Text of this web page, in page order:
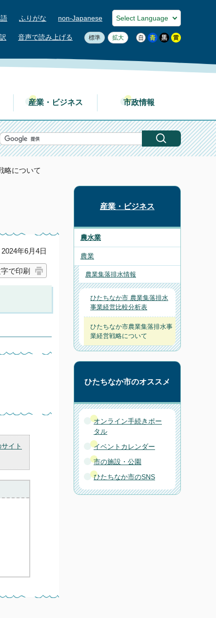
ふりがな non-Japanese
音声で読み上げる 標準 拡大
産業・ビジネス 市政情報
略について
年6月4日
で印刷
イト
産業・ビジネス
農水業
農業
農業集落排水情報
ひたちなか市 農業集落排水
事業経営比較分析表
ひたちなか市農業集落排水事
業経営戦略について
ひたちなか市のオススメ
オンライン手続きポー
タル
イベントカレンダー
市の施設・公園
ひたちなか市のSNS